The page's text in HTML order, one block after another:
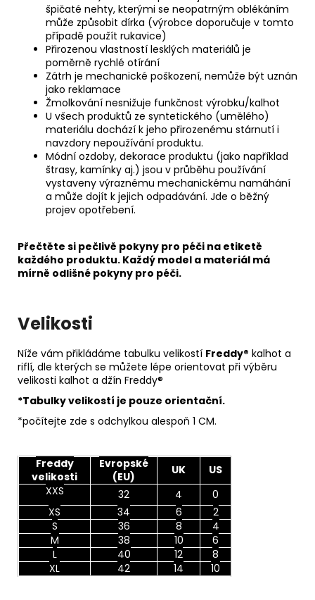
špičaté nehty, kterými se neopatrným oblékáním
může způsobit dírka (výrobce doporučuje v tomto
případě použít rukavice)
Přirozenou vlastností lesklých materiálů je
poměrně rychlé otírání
Zátrh je mechanické poškození, nemůže být uznán
jako reklamace
Žmolkování nesnižuje funkčnost výrobku/kalhot
U všech produktů ze syntetického (umělého)
materiálu dochází k jeho přirozenému stárnutí i
navzdory nepoužívání produktu.
Módní ozdoby, dekorace produktu (jako například
štrasy, kamínky aj.) jsou v průběhu používání
vystaveny výraznému mechanickému namáhání
a může dojít k jejich odpadávání. Jde o běžný
projev opotřebení.
Přečtěte si pečlivě pokyny pro péči na etiketě
každého produktu. Každý model a materiál má
mírně odlišné pokyny pro péči.
Velikosti
Níže vám přikládáme tabulku velikostí Freddy® kalhot a
riflí, dle kterých se můžete lépe orientovat při výběru
velikosti kalhot a džín Freddy®
*Tabulky velikostí je pouze orientační.
*počítejte zde s odchylkou alespoň 1 CM.
Freddy
velikosti
Evropské
(EU)
UK
US
XXS
32 4
0
XS
34 6
2
S
36 8
4
M
38 10
6
L
40 12
8
XL
42 14 10